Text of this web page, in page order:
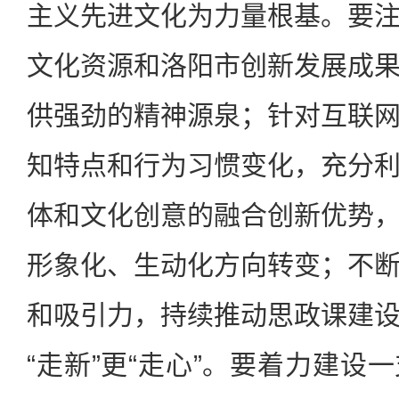
主义先进文化为力量根基。要
文化资源和洛阳市创新发展成
供强劲的精神源泉；针对互联
知特点和行为习惯变化，充分
体和文化创意的融合创新优势
形象化、生动化方向转变；不
和吸引力，持续推动思政课建
“走新”更“走心”。要着力建设